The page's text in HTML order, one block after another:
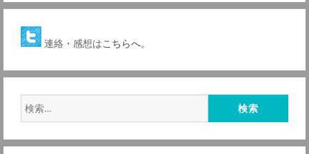
連絡・感想はこちらへ。
索: